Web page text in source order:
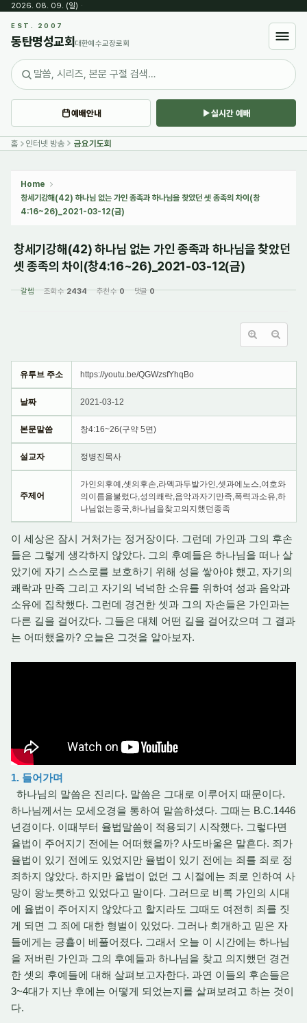
2026. 08. 09. (일) ·
EST. 2007
동탄명성교회 대한예수교장로회
예배안내 실시간 예배
홈 인터넷 방송 금요기도회
Home
창세기강해(42) 하나님 없는 가인 종족과 하나님을 찾았던 셋 종족의 차이(창
4:16~26)_2021-03-12(금)
창세기강해(42) 하나님 없는 가인 종족과 하나님을 찾았던
셋 종족의 차이(창4:16~26)_2021-03-12(금)
갈렙 조회 수2434 추천 수0 댓글0
유투브 주소 https://youtu.be/QGWzsfYhqBo
날짜 2021-03-12
본문말씀 창4:16~26(구약 5면)
설교자 정병진목사
주제어
가인의후예,셋의후손,라멕과두발가인,셋과에노스,여호와
의이름을불렀다,성의쾌락,음악과자기만족,폭력과소유,하
나님없는종국,하나님을찾고의지했던종족
이 세상은 잠시 거처가는 정거장이다. 그런데 가인과 그의 후손
들은 그렇게 생각하지 않았다. 그의 후예들은 하나님을 떠나 살
았기에 자기 스스로를 보호하기 위해 성을 쌓아야 했고, 자기의
쾌락과 만족 그리고 자기의 넉넉한 소유를 위하여 성과 음악과
소유에 집착했다. 그런데 경건한 셋과 그의 자손들은 가인과는
다른 길을 걸어갔다. 그들은 대체 어떤 길을 걸어갔으며 그 결과
는 어떠했을까? 오늘은 그것을 알아보자.
1. 들어가며
하나님의 말씀은 진리다. 말씀은 그대로 이루어지 때문이다.
하나님께서는 모세오경을 통하여 말씀하셨다. 그때는 B.C.1446
년경이다. 이때부터 율법말씀이 적용되기 시작했다. 그렇다면
율법이 주어지기 전에는 어떠했을까? 사도바울은 말흔다. 죄가
율법이 있기 전에도 있었지만 율법이 있기 전에는 죄를 죄로 정
죄하지 않았다. 하지만 율법이 없던 그 시절에는 죄로 인하여 사
망이 왕노릇하고 있었다고 말이다. 그러므로 비록 가인의 시대
에 율법이 주어지지 않았다고 할지라도 그때도 여전히 죄를 짓
게 되면 그 죄에 대한 형벌이 있었다. 그러나 회개하고 믿은 자
들에게는 긍휼이 베풀어졌다. 그래서 오늘 이 시간에는 하나님
을 저버린 가인과 그의 후예들과 하나님을 찾고 의지했던 경건
한 셋의 후예들에 대해 살펴보고자한다. 과연 이들의 후손들은
3~4대가 지난 후에는 어떻게 되었는지를 살펴보려고 하는 것이
다.
Sketchbook5, 스케치북5
Sketchbook5, 스케치북5